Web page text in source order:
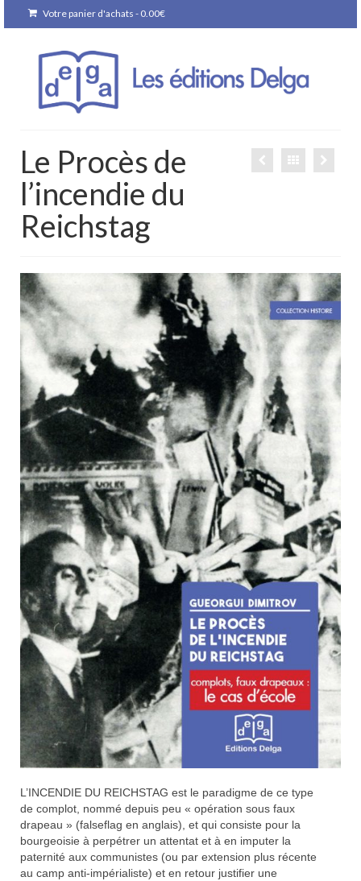
Votre panier d'achats - 0.00€
Le Procès de
l’incendie du
Reichstag
L’INCENDIE DU REICHSTAG est le paradigme de ce type
de complot, nommé depuis peu « opération sous faux
drapeau » (falseflag en anglais), et qui consiste pour la
bourgeoisie à perpétrer un attentat et à en imputer la
paternité aux communistes (ou par extension plus récente
au camp anti-impérialiste) et en retour justifier une